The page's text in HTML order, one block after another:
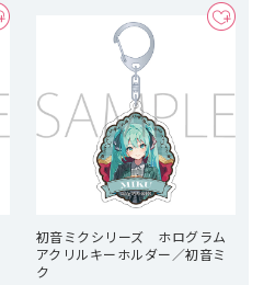
初音ミクシリーズ ホログラム
アクリルキーホルダー／初音ミ
ク